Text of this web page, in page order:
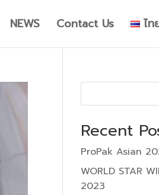
NEWS Contact Us ไท
Recent
ProPak Asian
WORLD STAR
2023